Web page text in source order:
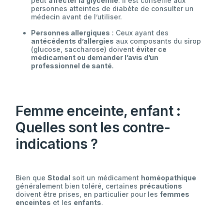
personnes atteintes de diabète de consulter un
médecin avant de l’utiliser.
Personnes allergiques : Ceux ayant des
antécédents d’allergies aux composants du sirop
(glucose, saccharose) doivent éviter ce
médicament ou demander l’avis d’un
professionnel de santé.
Femme enceinte, enfant :
Quelles sont les contre-
indications ?
Bien que Stodal soit un médicament homéopathique
généralement bien toléré, certaines précautions
doivent être prises, en particulier pour les femmes
enceintes et les enfants.